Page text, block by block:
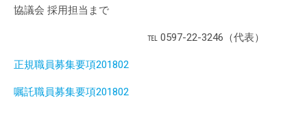
協議会 採用担当まで
℡ 0597-22-3246（代表）
正規職員募集要項201802
嘱託職員募集要項201802